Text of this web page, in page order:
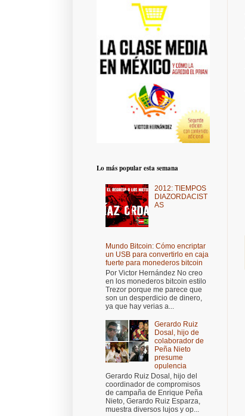
Lo más popular esta semana
2012: TIEMPOS
DIAZORDACIST
AS
Mundo Bitcoin: Cómo encriptar
un USB para convertirlo en caja
fuerte para monederos bitcoin
Por Victor Hernández No creo
en los monederos bitcoin estilo
Trezor porque me parece que
son un desperdicio de dinero,
ya que hay verias a...
Gerardo Ruiz
Dosal, hijo de
colaborador de
Peña Nieto
presume
opulencia
Gerardo Ruiz Dosal, hijo del
coordinador de compromisos
de campaña de Enrique Peña
Nieto, Gerardo Ruiz Esparza,
muestra diversos lujos y op...